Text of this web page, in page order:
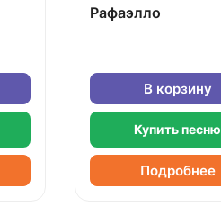
Рафаэлло
В корзину
Купить песню
Подробнее